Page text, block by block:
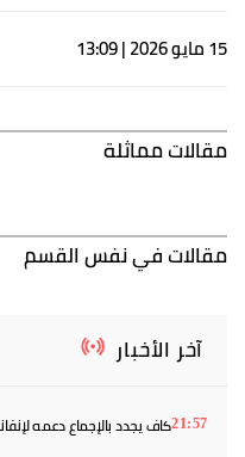
15 مايو 2026 | 13:09
مقالات مماثلة
مقالات في نفس القسم
آخر الأخبار
21:57كاف يجدد بالإجماع دعمه